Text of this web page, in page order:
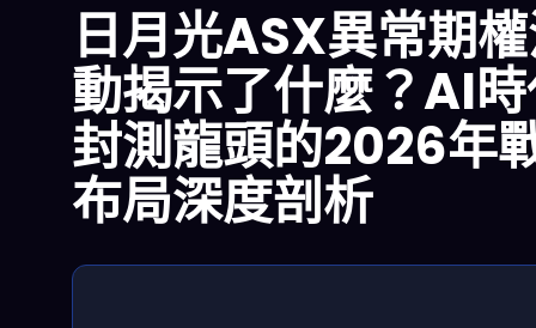
日月光ASX異常期
動揭示了什麼？AI
封測龍頭的2026年
布局深度剖析